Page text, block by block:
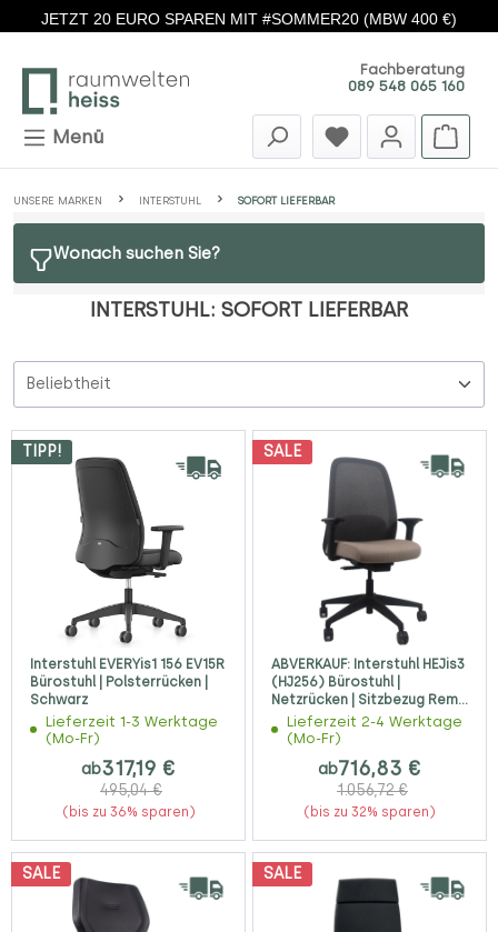
Zum Hauptinhalt springen
JETZT 20 EURO SPAREN MIT #SOMMER20 (MBW 400 €)
Fachberatung
089 548 065 160
Menü
UNSERE MARKEN INTERSTUHL SOFORT LIEFERBAR
Wonach suchen Sie?
INTERSTUHL: SOFORT LIEFERBAR
TIPP!
Interstuhl EVERYis1 156 EV15R
Bürostuhl | Polsterrücken |
Schwarz
Lieferzeit 1-3 Werktage
(Mo-Fr)
ab317,19 €
495,04 €
(bis zu 36% sparen)
SALE
ABVERKAUF: Interstuhl HEJis3
(HJ256) Bürostuhl |
Netzrücken | Sitzbezug Remix
| 4D Armlehnen
Lieferzeit 2-4 Werktage
(Mo-Fr)
ab716,83 €
1.056,72 €
(bis zu 32% sparen)
SALE SALE